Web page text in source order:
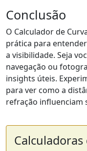
Conclusão
O Calculador de
prática para
a visibilidade. Seja
navegação ou
insights úteis.
para ver como a
refração influenciam
Calculadoras